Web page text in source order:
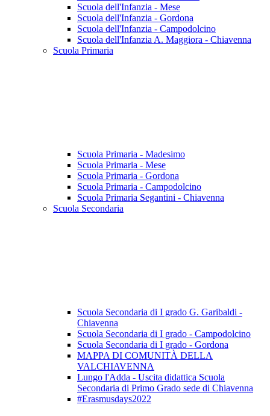
Scuola dell'Infanzia - Mese
Scuola dell'Infanzia - Gordona
Scuola dell'Infanzia - Campodolcino
Scuola dell'Infanzia A. Maggiora - Chiavenna
Scuola Primaria
Scuola Primaria - Madesimo
Scuola Primaria - Mese
Scuola Primaria - Gordona
Scuola Primaria - Campodolcino
Scuola Primaria Segantini - Chiavenna
Scuola Secondaria
Scuola Secondaria di I grado G. Garibaldi -
Chiavenna
Scuola Secondaria di I grado - Campodolcino
Scuola Secondaria di I grado - Gordona
MAPPA DI COMUNITÀ DELLA
VALCHIAVENNA
Lungo l'Adda - Uscita didattica Scuola
Secondaria di Primo Grado sede di Chiavenna
#Erasmusdays2022